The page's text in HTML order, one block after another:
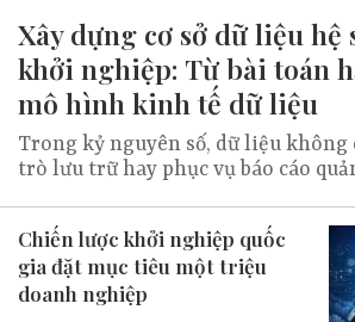
Xây dựng cơ sở dữ liệu hệ
khởi nghiệp: Từ bài toán
mô hình kinh tế dữ liệu
Trong kỷ nguyên số, dữ liệu
trò lưu trữ hay phục vụ báo cáo
Chiến lược khởi nghiệp quốc
gia đặt mục tiêu một triệu
doanh nghiệp